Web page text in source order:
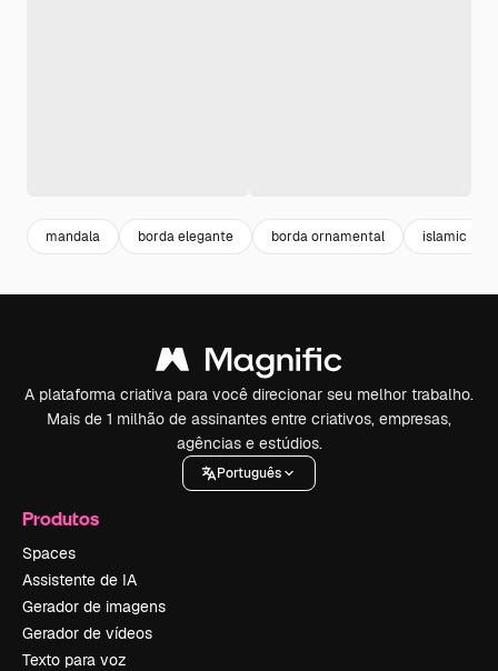
mandala borda elegante borda ornamental islamic
A plataforma criativa para você direcionar seu melhor trabalho.
Mais de 1 milhão de assinantes entre criativos, empresas,
agências e estúdios.
Português
Produtos
Spaces
Assistente de IA
Gerador de imagens
Gerador de vídeos
Texto para voz